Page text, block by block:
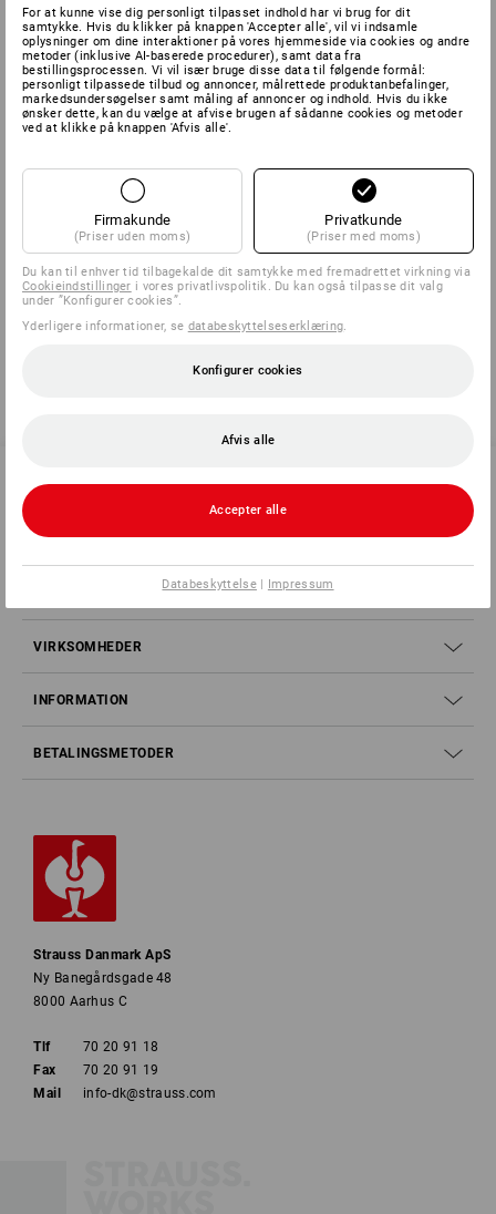
Gaffel af stål
Zinkkromatiseret
Toradet kuglekrans i gaffelhoved
Køreflader af sort gummi
Stålfælge med afdækning
Tekniske data:
se tabel
Producentens oplysninger:BS Rollen GmbH | Rotzkotten 14 |
DE 42897 Remscheid | info@bs-rollen.de
SERVICE 70 20 91 18
VIRKSOMHEDER
INFORMATION
BETALINGSMETODER
Strauss Danmark ApS
Ny Banegårdsgade 48
8000 Aarhus C
Tlf
70 20 91 18
Fax
70 20 91 19
Mail
info-dk@strauss.com
For at kunne vise dig personligt tilpasset indhold har vi brug for dit
samtykke. Hvis du klikker på knappen 'Accepter alle', vil vi indsamle
oplysninger om dine interaktioner på vores hjemmeside via cookies og andre
metoder (inklusive AI-baserede procedurer), samt data fra
bestillingsprocessen. Vi vil især bruge disse data til følgende formål:
personligt tilpassede tilbud og annoncer, målrettede produktanbefalinger,
markedsundersøgelser samt måling af annoncer og indhold. Hvis du ikke
ønsker dette, kan du vælge at afvise brugen af sådanne cookies og metoder
ved at klikke på knappen 'Afvis alle'.
Firmakunde
(Priser uden moms)
Privatkunde
(Priser med moms)
Du kan til enhver tid tilbagekalde dit samtykke med fremadrettet virkning via
Cookieindstillinger i vores privatlivspolitik. Du kan også tilpasse dit valg
under ”Konfigurer cookies”.
Yderligere informationer, se databeskyttelseserklæring.
Konfigurer cookies
Afvis alle
Accepter alle
Databeskyttelse| Impressum